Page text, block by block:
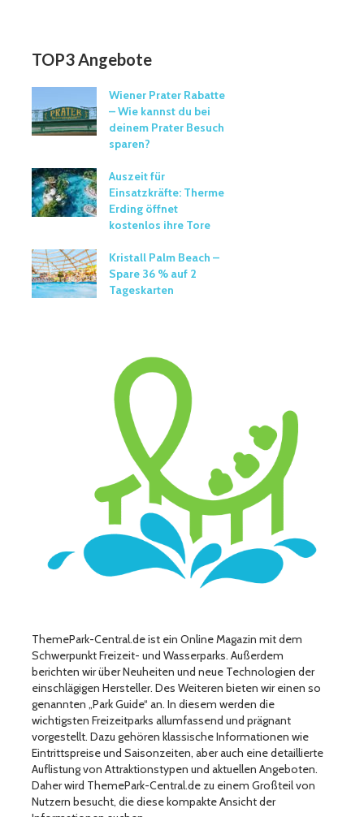
TOP3 Angebote
Wiener Prater Rabatte
– Wie kannst du bei
deinem Prater Besuch
sparen?
Auszeit für
Einsatzkräfte: Therme
Erding öffnet
kostenlos ihre Tore
Kristall Palm Beach –
Spare 36 % auf 2
Tageskarten
ThemePark-Central.de ist ein Online Magazin mit dem
Schwerpunkt Freizeit- und Wasserparks. Außerdem
berichten wir über Neuheiten und neue Technologien der
einschlägigen Hersteller. Des Weiteren bieten wir einen so
genannten „Park Guide“ an. In diesem werden die
wichtigsten Freizeitparks allumfassend und prägnant
vorgestellt. Dazu gehören klassische Informationen wie
Eintrittspreise und Saisonzeiten, aber auch eine detaillierte
Auflistung von Attraktionstypen und aktuellen Angeboten.
Daher wird ThemePark-Central.de zu einem Großteil von
Nutzern besucht, die diese kompakte Ansicht der